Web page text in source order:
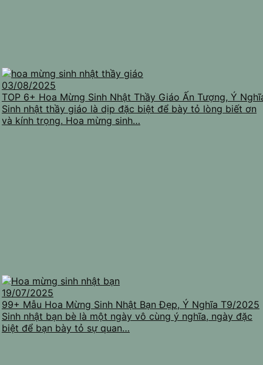
03/08/2025
TOP 6+ Hoa Mừng Sinh Nhật Thầy Giáo Ấn Tượng, Ý
Sinh nhật thầy giáo là dịp đặc biệt để bày tỏ lòng biết ơn
và kính trọng. Hoa mừng sinh…
19/07/2025
99+ Mẫu Hoa Mừng Sinh Nhật Bạn Đẹp, Ý Nghĩa T9/2025
Sinh nhật bạn bè là một ngày vô cùng ý nghĩa, ngày đặc
biệt để bạn bày tỏ sự quan…